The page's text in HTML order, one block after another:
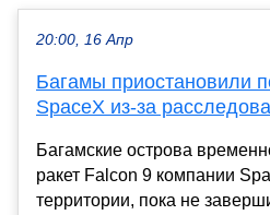
20:00, 16 Апр
Багамы приостановили
SpaceX из-за
Багамские острова
ракет Falcon 9 компании
территории, пока не